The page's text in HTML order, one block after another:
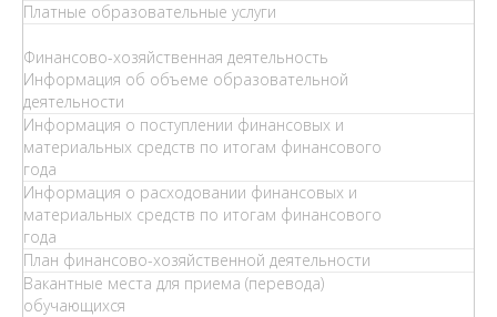
Платные образовательные услуги
Финансово-хозяйственная деятельность
Информация об объеме образовательной
деятельности
Информация о поступлении финансовых и
материальных средств по итогам финансового
года
Информация о расходовании финансовых и
материальных средств по итогам финансового
года
План финансово-хозяйственной деятельности
Вакантные места для приема (перевода)
обучающихся